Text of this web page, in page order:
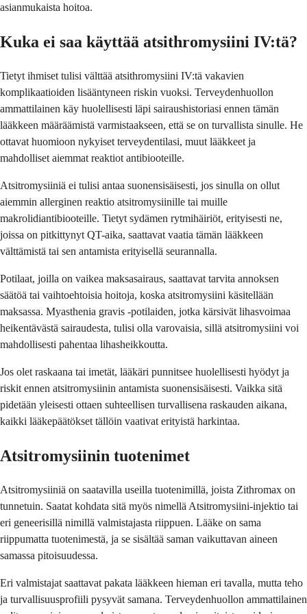
asianmukaista hoitoa.
Kuka ei saa käyttää atsithromysiini IV:tä?
Tietyt ihmiset tulisi välttää atsithromysiini IV:tä vakavien
komplikaatioiden lisääntyneen riskin vuoksi. Terveydenhuollon
ammattilainen käy huolellisesti läpi sairaushistoriasi ennen tämän
lääkkeen määräämistä varmistaakseen, että se on turvallista sinulle. He
ottavat huomioon nykyiset terveydentilasi, muut lääkkeet ja
mahdolliset aiemmat reaktiot antibiooteille.
Atsitromysiiniä ei tulisi antaa suonensisäisesti, jos sinulla on ollut
aiemmin allerginen reaktio atsitromysiinille tai muille
makrolidiantibiooteille. Tietyt sydämen rytmihäiriöt, erityisesti ne,
joissa on pitkittynyt QT-aika, saattavat vaatia tämän lääkkeen
välttämistä tai sen antamista erityisellä seurannalla.
Potilaat, joilla on vaikea maksasairaus, saattavat tarvita annoksen
säätöä tai vaihtoehtoisia hoitoja, koska atsitromysiini käsitellään
maksassa. Myasthenia gravis -potilaiden, jotka kärsivät lihasvoimaa
heikentävästä sairaudesta, tulisi olla varovaisia, sillä atsitromysiini voi
mahdollisesti pahentaa lihasheikkoutta.
Jos olet raskaana tai imetät, lääkäri punnitsee huolellisesti hyödyt ja
riskit ennen atsitromysiinin antamista suonensisäisesti. Vaikka sitä
pidetään yleisesti ottaen suhteellisen turvallisena raskauden aikana,
kaikki lääkepäätökset tällöin vaativat erityistä harkintaa.
Atsitromysiinin tuotenimet
Atsitromysiiniä on saatavilla useilla tuotenimillä, joista Zithromax on
tunnetuin. Saatat kohdata sitä myös nimellä Atsitromysiini-injektio tai
eri geneerisillä nimillä valmistajasta riippuen. Lääke on sama
riippumatta tuotenimestä, ja se sisältää saman vaikuttavan aineen
samassa pitoisuudessa.
Eri valmistajat saattavat pakata lääkkeen hieman eri tavalla, mutta teho
ja turvallisuusprofiili pysyvät samana. Terveydenhuollon ammattilainen